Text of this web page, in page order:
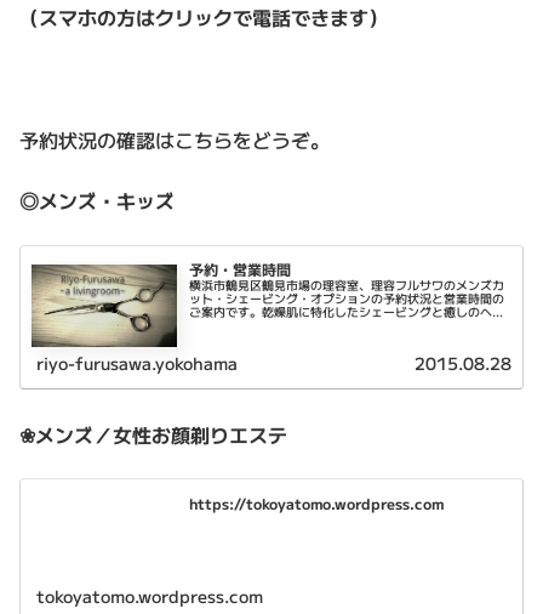
（スマホの方はクリックで電話できます）
予約状況の確認はこちらをどうぞ。
◎メンズ・キッズ
予約・営業時間
横浜市鶴見区鶴見市場の理容室、理容フルサワのメンズカ
ット・シェービング・オプションの予約状況と営業時間の
ご案内です。乾燥肌に特化したシェービングと癒しのヘッ
riyo-furusawa.yokohama 2015.08.28
❀メンズ／女性お顔剃りエステ
https://tokoyatomo.wordpress.com
tokoyatomo.wordpress.com